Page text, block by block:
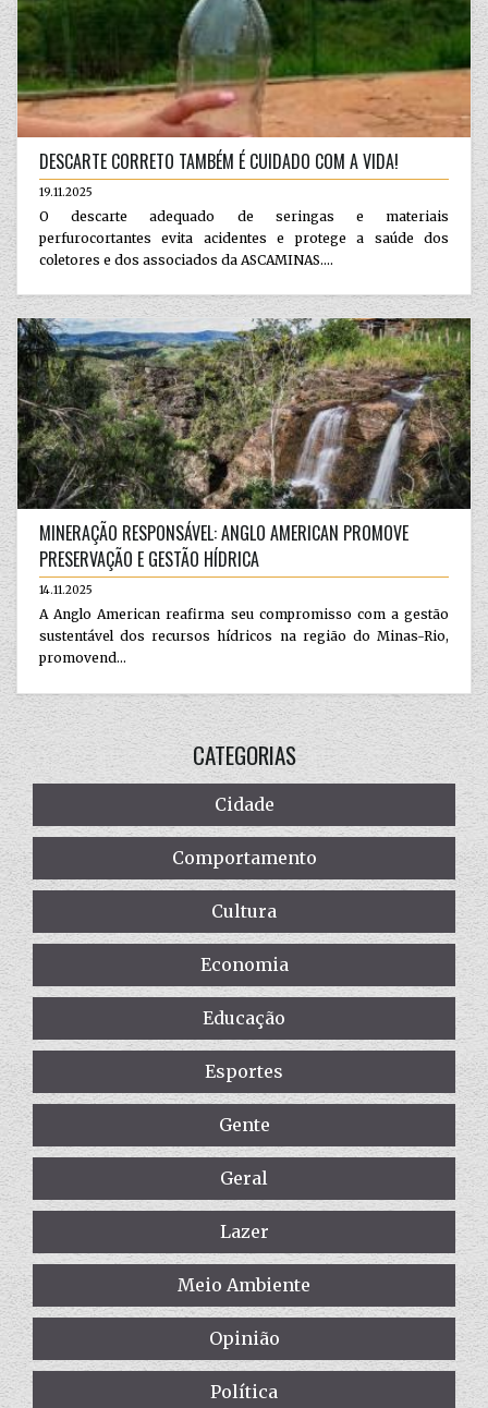
DESCARTE CORRETO TAMBÉM É CUIDADO COM A VIDA!
19.11.2025
O descarte adequado de seringas e materiais
perfurocortantes evita acidentes e protege a saúde dos
coletores e dos associados da ASCAMINAS....
MINERAÇÃO RESPONSÁVEL: ANGLO AMERICAN PROMOVE
PRESERVAÇÃO E GESTÃO HÍDRICA
14.11.2025
A Anglo American reafirma seu compromisso com a gestão
sustentável dos recursos hídricos na região do Minas-Rio,
promovend...
CATEGORIAS
Cidade
Comportamento
Cultura
Economia
Educação
Esportes
Gente
Geral
Lazer
Meio Ambiente
Opinião
Política